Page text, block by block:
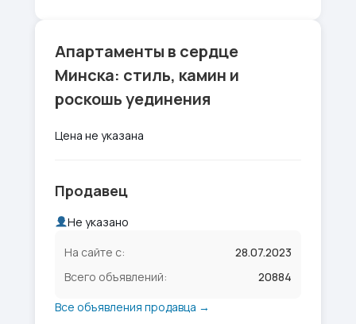
Апартаменты в сердце
Минска: стиль, камин и
роскошь уединения
Цена не указана
Продавец
Не указано
На сайте с:
28.07.2023
Всего объявлений:
20884
Все объявления продавца →